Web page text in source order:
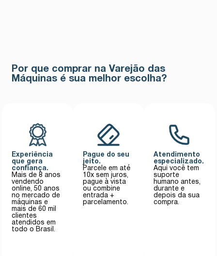
Por que comprar na Varejão das
Máquinas é sua melhor escolha?
Experiência
que gera
confiança.
Mais de 8 anos
vendendo
online, 50 anos
no mercado de
máquinas e
mais de 60 mil
clientes
atendidos em
todo o Brasil.
Pague do seu
jeito.
Parcele em até
10x sem juros,
pague à vista
ou combine
entrada +
parcelamento.
Atendimento
especializado.
Aqui você tem
suporte
humano antes,
durante e
depois da sua
compra.